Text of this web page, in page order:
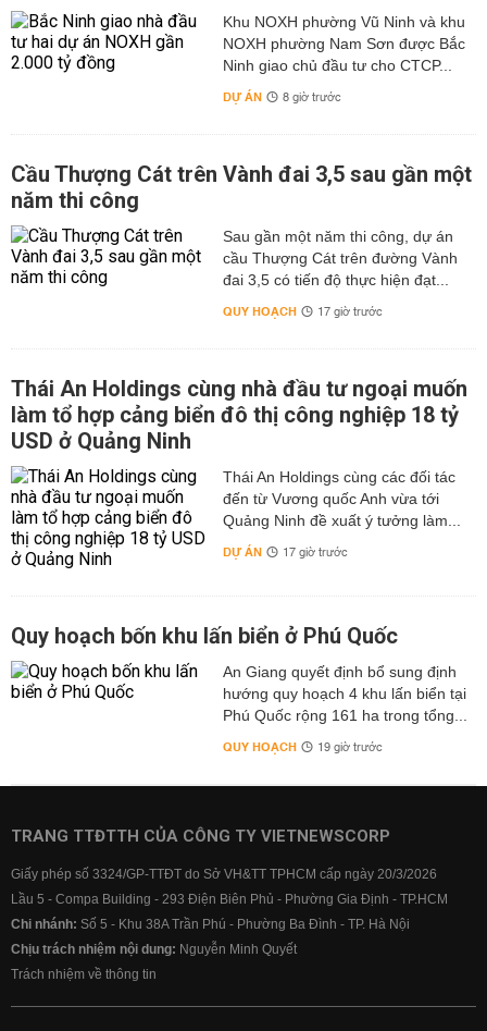
Khu NOXH phường Vũ Ninh và khu
NOXH phường Nam Sơn được Bắc
Ninh giao chủ đầu tư cho CTCP...
DỰ ÁN 8 giờ trước
Cầu Thượng Cát trên Vành đai 3,5 sau gần một
năm thi công
Sau gần một năm thi công, dự án
cầu Thượng Cát trên đường Vành
đai 3,5 có tiến độ thực hiện đạt...
QUY HOẠCH 17 giờ trước
Thái An Holdings cùng nhà đầu tư ngoại muốn
làm tổ hợp cảng biển đô thị công nghiệp 18 tỷ
USD ở Quảng Ninh
Thái An Holdings cùng các đối tác
đến từ Vương quốc Anh vừa tới
Quảng Ninh đề xuất ý tưởng làm...
DỰ ÁN 17 giờ trước
Quy hoạch bốn khu lấn biển ở Phú Quốc
An Giang quyết định bổ sung định
hướng quy hoạch 4 khu lấn biển tại
Phú Quốc rộng 161 ha trong tổng...
QUY HOẠCH 19 giờ trước
TRANG TTĐTTH CỦA CÔNG TY VIETNEWSCORP
Giấy phép số 3324/GP-TTĐT do Sở VH&TT TPHCM cấp ngày 20/3/2026
Lầu 5 - Compa Building - 293 Điện Biên Phủ - Phường Gia Định - TP.HCM
Chi nhánh: Số 5 - Khu 38A Trần Phú - Phường Ba Đình - TP. Hà Nội
Chịu trách nhiệm nội dung: Nguyễn Minh Quyết
Trách nhiệm về thông tin